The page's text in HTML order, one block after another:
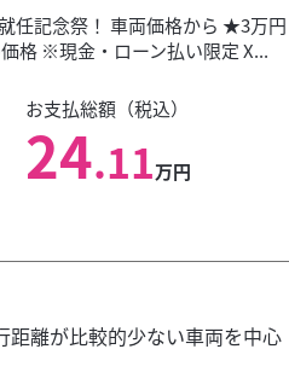
任記念祭！ 車両価格から ★3万円
格 ※現金・ローン払い限定 X...
お支払総額（税込）
24.11万円
距離が比較的少ない車両を中心